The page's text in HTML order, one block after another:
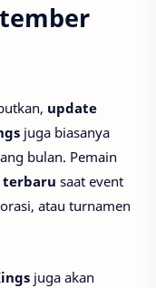
update
juga biasanya
bulan. Pemain
terbaru saat event
atau turnamen
juga akan